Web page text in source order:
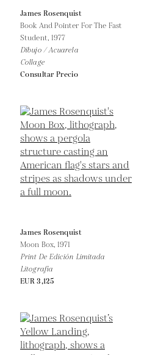
James Rosenquist
Book And Pointer For The Fast
Student, 1977
Dibujo / Acuarela
Collage
Consultar Precio
James Rosenquist
Moon Box, 1971
Print De Edición Limitada
Litografía
EUR 3,125